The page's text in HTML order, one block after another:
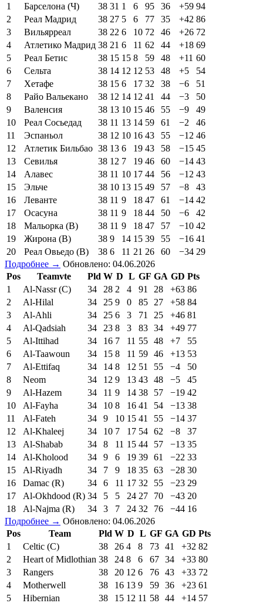
1
Барселона (Ч) 38 31 1 6 95 36 +59 94
2
Реал Мадрид 38 27 5 6 77 35 +42 86
3
Вильярреал 38 22 6 10 72 46 +26 72
4
Атлетико Мадрид 38 21 6 11 62 44 +18 69
5
Реал Бетис 38 15 15 8 59 48 +11 60
6
Сельта 38 14 12 12 53 48 +5
54
7
Хетафе 38 15 6 17 32 38 −6
51
8
Райо Вальекано 38 12 14 12 41 44 −3
50
9
Валенсия 38 13 10 15 46 55 −9
49
10
Реал Сосьедад 38 11 13 14 59 61 −2
46
11
Эспаньол 38 12 10 16 43 55 −12 46
12
Атлетик Бильбао 38 13 6 19 43 58 −15 45
13
Севилья 38 12 7 19 46 60 −14 43
14
Алавес 38 11 10 17 44 56 −12 43
15
Эльче 38 10 13 15 49 57 −8
43
16
Леванте 38 11 9 18 47 61 −14 42
17
Осасуна 38 11 9 18 44 50 −6
42
18
Мальорка (В) 38 11 9 18 47 57 −10 42
19
Жирона (В) 38 9 14 15 39 55 −16 41
20
Реал Овьедо (В) 38 6 11 21 26 60 −34 29
Подробнее → Обновлено: 04.06.2026
Pos
Teamvte Pld W D L GF GA GD Pts
1
Al-Nassr (C) 34 28 2 4 91 28 +63 86
2
Al-Hilal 34 25 9 0 85 27 +58 84
3
Al-Ahli 34 25 6 3 71 25 +46 81
4
Al-Qadsiah 34 23 8 3 83 34 +49 77
5
Al-Ittihad 34 16 7 11 55 48 +7
55
6
Al-Taawoun 34 15 8 11 59 46 +13 53
7
Al-Ettifaq 34 14 8 12 51 55 −4
50
8
Neom 34 12 9 13 43 48 −5
45
9
Al-Hazem 34 11 9 14 38 57 −19 42
10
Al-Fayha 34 10 8 16 41 54 −13 38
11
Al-Fateh 34 9 10 15 41 55 −14 37
12
Al-Khaleej 34 10 7 17 54 62 −8
37
13
Al-Shabab 34 8 11 15 44 57 −13 35
14
Al-Kholood 34 9 6 19 39 61 −22 33
15
Al-Riyadh 34 7 9 18 35 63 −28 30
16
Damac (R) 34 6 11 17 32 55 −23 29
17
Al-Okhdood (R) 34 5 5 24 27 70 −43 20
18
Al-Najma (R) 34 3 7 24 32 76 −44 16
Подробнее → Обновлено: 04.06.2026
Pos
Team Pld W D L GF GA GD Pts
1
Celtic (C) 38 26 4 8 73 41 +32 82
2
Heart of Midlothian 38 24 8 6 67 34 +33 80
3
Rangers 38 20 12 6 76 43 +33 72
4
Motherwell 38 16 13 9 59 36 +23 61
5
Hibernian 38 15 12 11 58 44 +14 57